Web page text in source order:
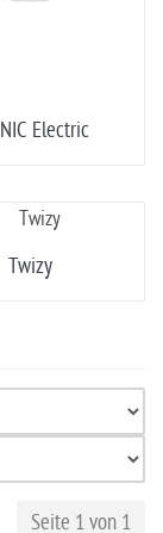
Electric
Twizy
Seite 1 von 1